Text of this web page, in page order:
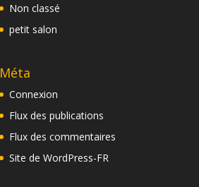
Non classé
petit salon
Méta
Connexion
Flux des publications
Flux des commentaires
Site de WordPress-FR